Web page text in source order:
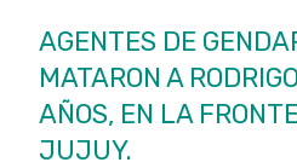
AGENTES DE
MATARON A
AÑOS, EN LA
JUJUY.